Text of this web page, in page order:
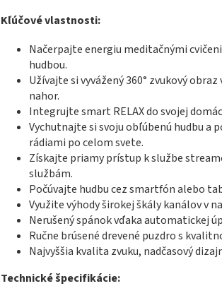
Kľúčové vlastnosti:
Načerpajte energiu meditačnými
hudbou.
Užívajte si vyvážený 360° zvukový
nahor.
Integrujte smart RELAX do svojej
Vychutnajte si svoju obľúbenú hudbu a
rádiami po celom svete.
Získajte priamy prístup k službe
službám.
Počúvajte hudbu cez smartfón alebo
Využite výhody širokej škály kanálov v
Nerušený spánok vďaka automatickej
Ručne brúsené drevené puzdro s
Najvyššia kvalita zvuku, nadčasový
Technické špecifikácie: